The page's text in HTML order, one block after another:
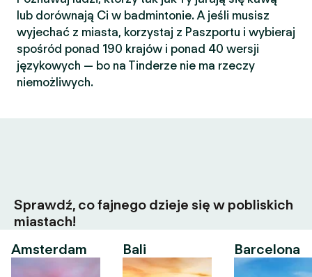
lub dorównają Ci w badmintonie. A jeśli musisz
wyjechać z miasta, korzystaj z Paszportu i wybieraj
spośród ponad 190 krajów i ponad 40 wersji
językowych — bo na Tinderze nie ma rzeczy
niemożliwych.
Sprawdź, co fajnego dzieje się w pobliskich
miastach!
Amsterdam
Bali Barcelona